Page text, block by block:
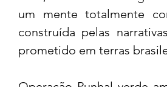
um mente totalmente
construída pelas
prometido em terras